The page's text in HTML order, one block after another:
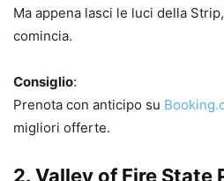
Ma appena lasci le luci della
comincia.
Consiglio:
Prenota con anticipo su
migliori offerte.
2. Valley of Fire State